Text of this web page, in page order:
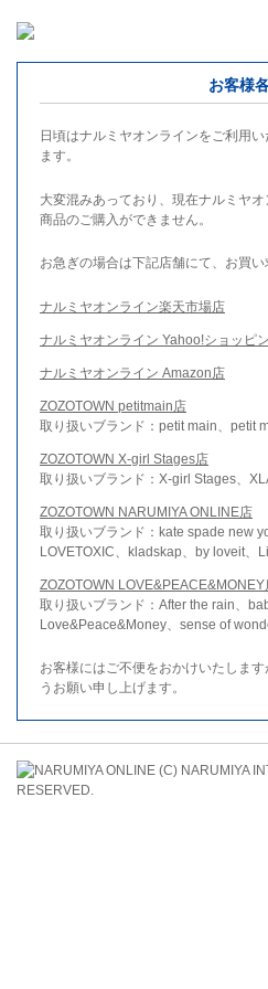
お客様
日頃はナルミヤオンラインをご利用
ます。
大変混みあっており、現在ナルミヤ
商品のご購入ができません。
お急ぎの場合は下記店舗にて、お買い
ナルミヤオンライン楽天市場店
ナルミヤオンライン Yahoo!ショッピ
ナルミヤオンライン Amazon店
ZOZOTOWN petitmain店
取り扱いブランド：petit main、petit
ZOZOTOWN X-girl Stages店
取り扱いブランド：X-girl Stages、
ZOZOTOWN NARUMIYA ONLINE店
取り扱いブランド：kate spade new
LOVETOXIC、kladskap、by loveit、
ZOZOTOWN LOVE&PEACE&MONEY
取り扱いブランド：After the rain、
Love&Peace&Money、sense of
お客様にはご不便をおかけいたしま
うお願い申し上げます。